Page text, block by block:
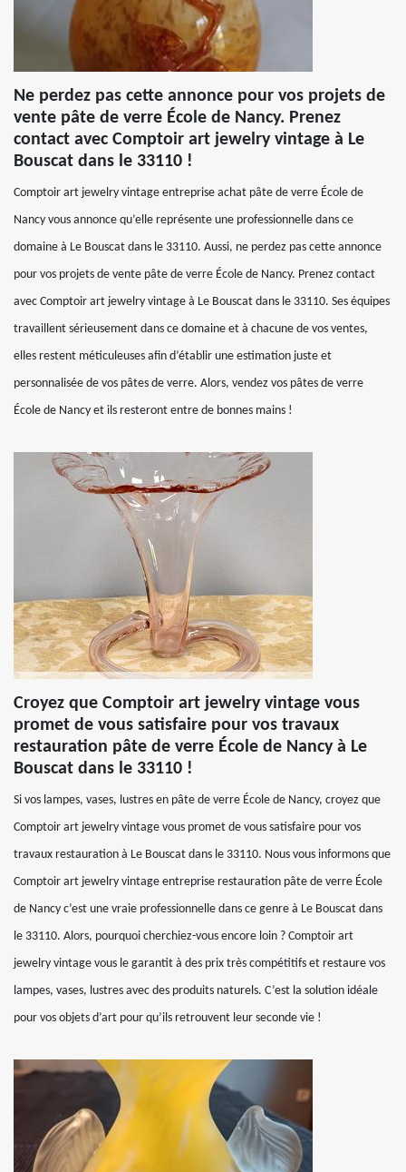
Ne perdez pas cette annonce pour vos projets de
vente pâte de verre École de Nancy. Prenez
contact avec Comptoir art jewelry vintage à Le
Bouscat dans le 33110 !
Comptoir art jewelry vintage entreprise achat pâte de verre École de
Nancy vous annonce qu’elle représente une professionnelle dans ce
domaine à Le Bouscat dans le 33110. Aussi, ne perdez pas cette annonce
pour vos projets de vente pâte de verre École de Nancy. Prenez contact
avec Comptoir art jewelry vintage à Le Bouscat dans le 33110. Ses équipes
travaillent sérieusement dans ce domaine et à chacune de vos ventes,
elles restent méticuleuses afin d’établir une estimation juste et
personnalisée de vos pâtes de verre. Alors, vendez vos pâtes de verre
École de Nancy et ils resteront entre de bonnes mains !
Croyez que Comptoir art jewelry vintage vous
promet de vous satisfaire pour vos travaux
restauration pâte de verre École de Nancy à Le
Bouscat dans le 33110 !
Si vos lampes, vases, lustres en pâte de verre École de Nancy, croyez que
Comptoir art jewelry vintage vous promet de vous satisfaire pour vos
travaux restauration à Le Bouscat dans le 33110. Nous vous informons que
Comptoir art jewelry vintage entreprise restauration pâte de verre École
de Nancy c’est une vraie professionnelle dans ce genre à Le Bouscat dans
le 33110. Alors, pourquoi cherchiez-vous encore loin ? Comptoir art
jewelry vintage vous le garantit à des prix très compétitifs et restaure vos
lampes, vases, lustres avec des produits naturels. C’est la solution idéale
pour vos objets d’art pour qu’ils retrouvent leur seconde vie !